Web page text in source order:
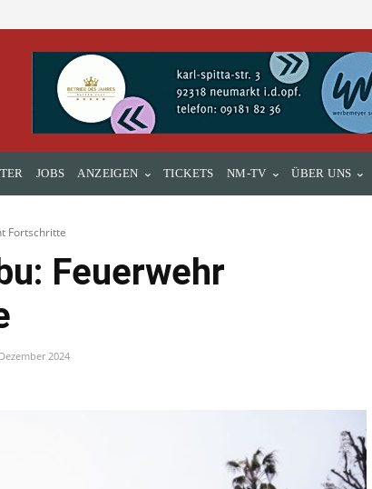
JOBS ANZEIGEN TICKETS NM-TV ÜBER UNS
Fortschritte
Feuerwehr
2024